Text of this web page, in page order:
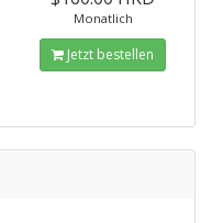
Monatlich
Jetzt bestellen